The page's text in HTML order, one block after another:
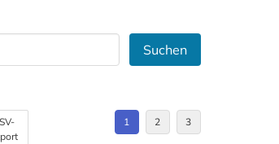
Suchen
1 2 3